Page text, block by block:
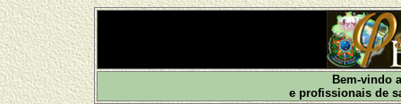
Bem-vindo
e profissionais de